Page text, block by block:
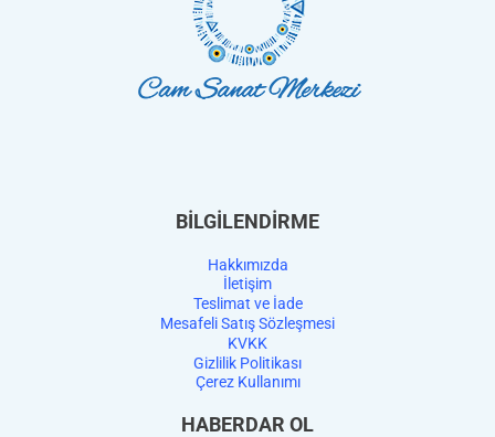
BİLGİLENDİRME
Hakkımızda
İletişim
Teslimat ve İade
Mesafeli Satış Sözleşmesi
KVKK
Gizlilik Politikası
Çerez Kullanımı
HABERDAR OL